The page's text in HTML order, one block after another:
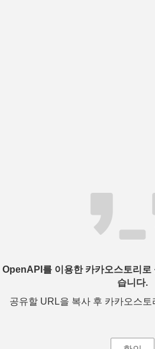
OpenAPI를 이용한 카카오스토리로
습니다.
공유할 URL을 복사 후 카카오스